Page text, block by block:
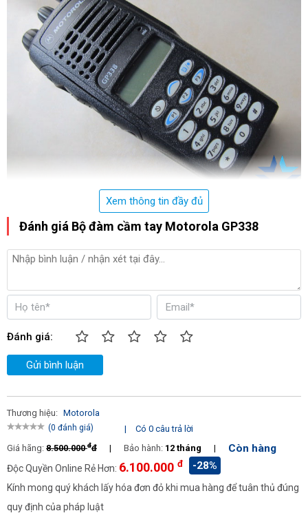
Bộ đàm Motorola GP338 có thiết kế nhỏ gọn
Bộ sản phẩm máy bộ đàm Motorola GP338
Xem thông tin đầy đủ
Đánh giá Bộ đàm cầm tay Motorola GP338
Đánh giá:
Gửi bình luận
Thương hiệu: Motorola
(0 đánh giá) |
Có 0 câu trả lời
Giá hãng: 8.500.000đđ | Bảo hành: 12 tháng | Còn hàng
Độc Quyền Online Rẻ Hơn: 6.100.000 đ -28%
Kính mong quý khách lấy hóa đơn đỏ khi mua hàng để tuân thủ đúng
quy định của pháp luật